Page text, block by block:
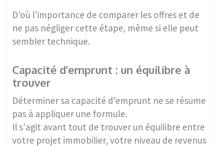
D'où l'importance de comparer les offres et de
ne pas négliger cette étape, même si elle peut
sembler technique.
Capacité d'emprunt : un équilibre à
trouver
Déterminer sa capacité d'emprunt ne se résume
pas à appliquer une formule.
Il s'agit avant tout de trouver un équilibre entre
votre projet immobilier, votre niveau de revenus